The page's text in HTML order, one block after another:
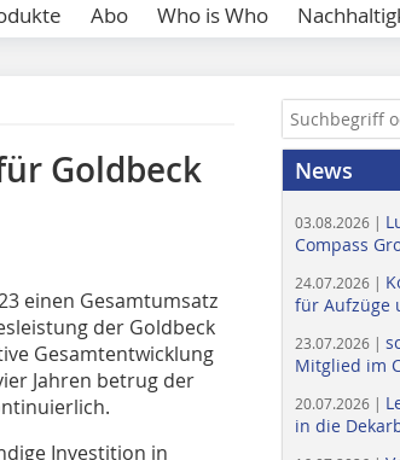
Abo Who is Who
Goldbeck
einen Gesamtumsatz
der Goldbeck
Gesamtentwicklung
Jahren betrug der
Investition in
News
03.08.2026 |
Compass
24.07.2026 |
für Aufzüge
23.07.2026 |
Mitglied im
20.07.2026 |
in die